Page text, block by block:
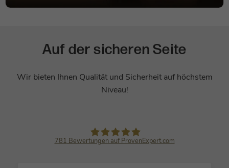
Auf der sicheren Seite
Wir bieten Ihnen Qualität und Sicherheit auf höchstem
Niveau!
781 Bewertungen auf ProvenExpert.com